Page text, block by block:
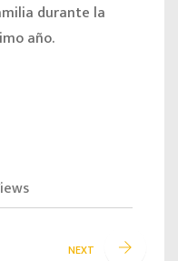
durante la
año.
NEXT